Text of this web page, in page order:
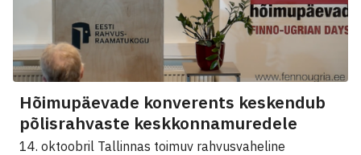
Hõimupäevade konverents keskendub
põlisrahvaste keskkonnamuredele
14. oktoobril Tallinnas toimuv rahvusvaheline